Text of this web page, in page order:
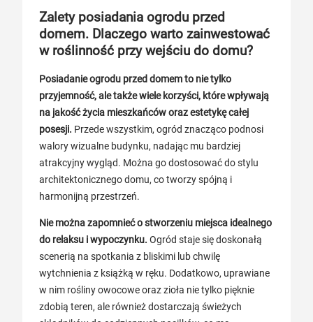
Zalety posiadania ogrodu przed
domem. Dlaczego warto zainwestować
w roślinność przy wejściu do domu?
Posiadanie ogrodu przed domem to nie tylko
przyjemność, ale także wiele korzyści, które wpływają
na jakość życia mieszkańców oraz estetykę całej
posesji. Przede wszystkim, ogród znacząco podnosi
walory wizualne budynku, nadając mu bardziej
atrakcyjny wygląd. Można go dostosować do stylu
architektonicznego domu, co tworzy spójną i
harmonijną przestrzeń.
Nie można zapomnieć o stworzeniu miejsca idealnego
do relaksu i wypoczynku. Ogród staje się doskonałą
scenerią na spotkania z bliskimi lub chwilę
wytchnienia z książką w ręku. Dodatkowo, uprawiane
w nim rośliny owocowe oraz zioła nie tylko pięknie
zdobią teren, ale również dostarczają świeżych